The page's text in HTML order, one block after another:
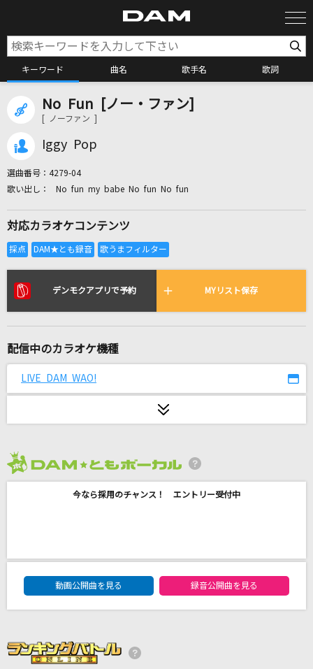
キーワード 曲名 歌手名 歌詞
カラオケ検索
全国りれき
リアルタイムで歌われている曲の一覧
劇薬中毒
池袋サンシャイン
[プロオケ]桜
ヒグチアイ
No Fun [ノー・ファン]
[ ノーファン ]
Iggy Pop
選曲番号： 4279-04
No fun my babe No fun No fun
対応カラオケコンテンツ
デンモクアプリで予約 MYリスト保存
配信中のカラオケ機種
LIVE DAM WAO!
今なら採用のチャンス！ エントリー受付中
DAM★ともボーカルエントリーランキング
動画公開曲を見る
録音公開曲を見る